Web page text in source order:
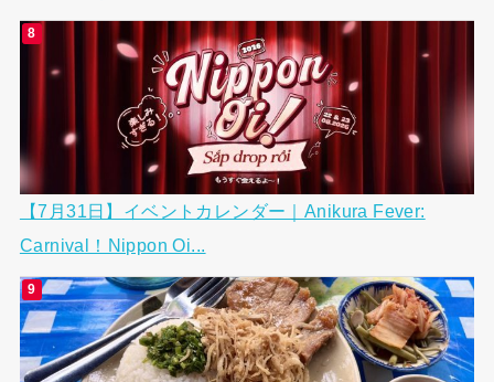
【7月31日】イベントカレンダー｜Anikura Fever:
Carnival！Nippon Oi...